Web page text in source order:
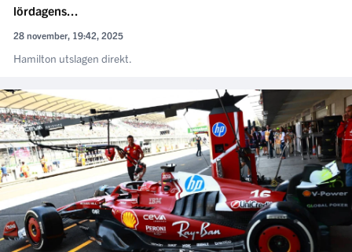
lördagens...
28 november, 19:42, 2025
Hamilton utslagen direkt.